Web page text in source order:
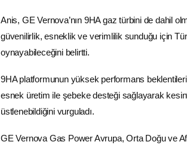
Anis, GE Vernova’nın 9HA gaz türbini de dahil
güvenilirlik, esneklik ve verimlilik sunduğu için
oynayabileceğini belirtti.
9HA platformunun yüksek performans
esnek üretim ile şebeke desteği sağlayarak
üstlenebildiğini vurguladı.
GE Vernova Gas Power Avrupa, Orta Doğu ve